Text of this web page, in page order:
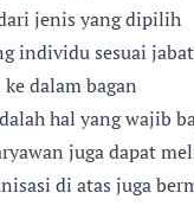
jenis yang dipilih
individu sesuai
dalam bagan
hal yang wajib
juga dapat
di atas juga